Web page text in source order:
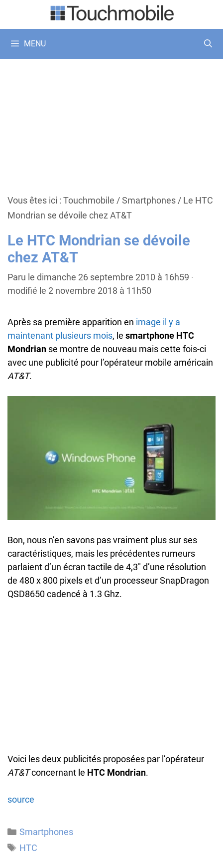
MENU
Vous êtes ici : Touchmobile /Smartphones/ Le HTC
Mondrian se dévoile chez AT&T
Le HTC Mondrian se dévoile
chez AT&T
Paru le dimanche 26 septembre 2010 à 16h59 ·
modifié le 2 novembre 2018 à 11h50
Après sa première apparition en image il y a
maintenant plusieurs mois, le smartphone HTC
Mondrian se montre de nouveau mais cette fois-ci
avec une publicité pour l’opérateur mobile américain
AT&T.
Bon, nous n’en savons pas vraiment plus sur ses
caractéristiques, mais les précédentes rumeurs
parlaient d’un écran tactile de 4,3″ d’une résolution
de 480 x 800 pixels et d’un processeur SnapDragon
QSD8650 cadencé à 1.3 Ghz.
Voici les deux publicités proposées par l’opérateur
AT&Tconcernant le HTC Mondrian.
source
Catégories
Smartphones
Étiquettes
HTC